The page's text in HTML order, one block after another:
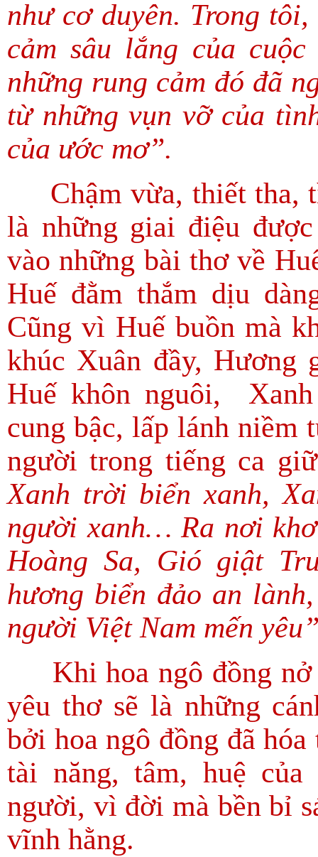
như cơ duyên. Trong
cảm sâu lắng của
những rung cảm đó đã
từ những vụn vỡ của
của ước mơ”.
Chậm vừa, thiết tha,
là những giai điệu
vào những bài thơ về
Huế đằm thắm dịu
Cũng vì Huế buồn mà
khúc Xuân đầy, Hương
Huế khôn nguôi,
cung bậc, lấp lánh niềm
người trong tiếng ca
Xanh trời biển xanh,
người xanh… Ra nơi
Hoàng Sa, Gió giật
hương biển đảo an
người Việt Nam mến
Khi hoa ngô đồng nở
yêu thơ sẽ là những
bởi hoa ngô đồng đã
tài năng, tâm, huệ
người, vì đời mà bền bỉ
vĩnh hằng.